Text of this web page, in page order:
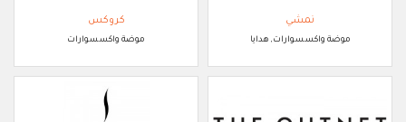
نمشي
موضة واكسسوارات, هدايا
كروكس
موضة واكسسوارات